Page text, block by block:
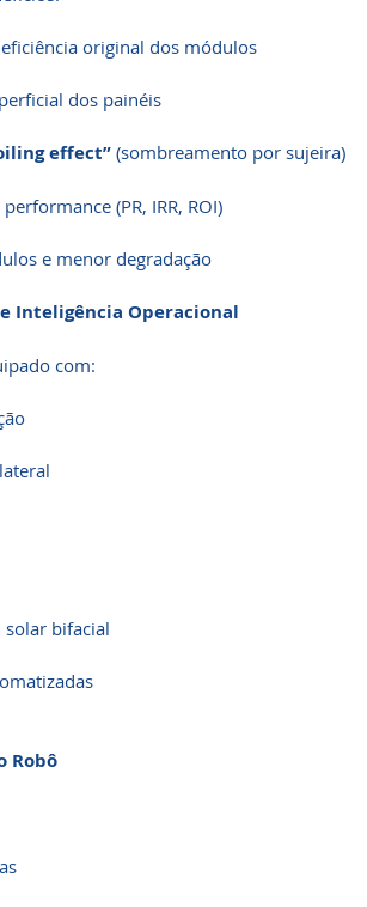
original dos módulos
dos painéis
effect”(sombreamento por sujeira)
(PR, IRR, ROI)
e menor degradação
Inteligência Operacional
com:
bifacial
Robô